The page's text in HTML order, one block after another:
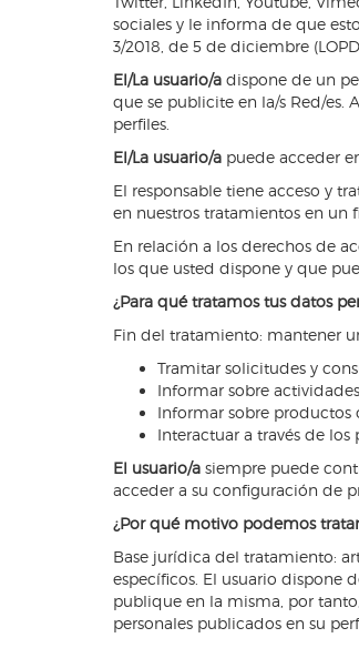
sociales y le informa de que
3/2018, de 5 de diciembre
El/La usuario/a dispone de un
que se publicite en la/s Red/es.
perfiles.
El/La usuario/a puede acceder
El responsable tiene acceso y
en nuestros tratamientos en un
En relación a los derechos de
los que usted dispone y que
¿Para qué tratamos tus datos
Fin del tratamiento: mantener
Tramitar solicitudes y
Informar sobre
Informar sobre productos
Interactuar a través de los
El usuario/a siempre puede
acceder a su configuración de
¿Por qué motivo podemos
Base jurídica del tratamiento:
específicos. El usuario dispone
publique en la misma, por
personales publicados en su